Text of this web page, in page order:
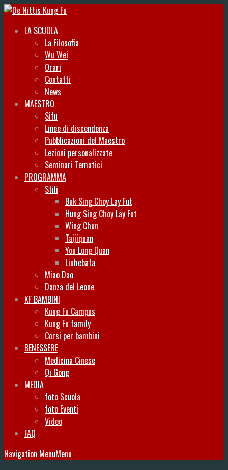
LA SCUOLA
La Filosofia
Wu Wei
Orari
Contatti
News
MAESTRO
Sifu
Linee di discendenza
Pubblicazioni del Maestro
Lezioni personalizzate
Seminari Tematici
PROGRAMMA
Stili
Buk Sing Choy Lay Fut
Hung Sing Choy Lay Fut
Wing Chun
Taijiquan
You Long Quan
Liuhebafa
Miao Dao
Danza del Leone
KF BAMBINI
Kung Fu Campus
Kung Fu family
Corsi per bambini
BENESSERE
Medicina Cinese
Qi Gong
MEDIA
foto Scuola
foto Eventi
Video
FAQ
Navigation MenuMenu